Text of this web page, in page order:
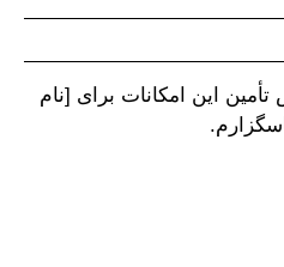
این امکانات برای [نام